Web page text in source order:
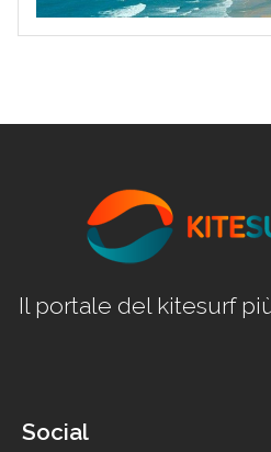
Il portale del kitesurf
Social